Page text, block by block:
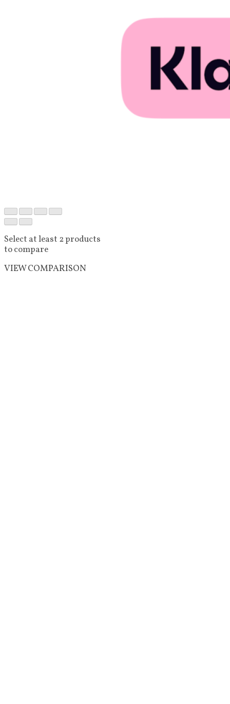
Select at least 2 products
to compare
VIEW COMPARISON